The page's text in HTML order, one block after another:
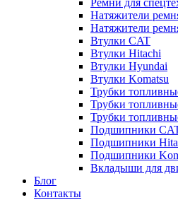
Ремни для
Натяжители
Натяжители
Втулки CAT
Втулки Hitachi
Втулки Hyundai
Втулки Komatsu
Трубки
Трубки
Трубки
Подшипники
Подшипники
Подшипники
Вкладыши для
Блог
Контакты